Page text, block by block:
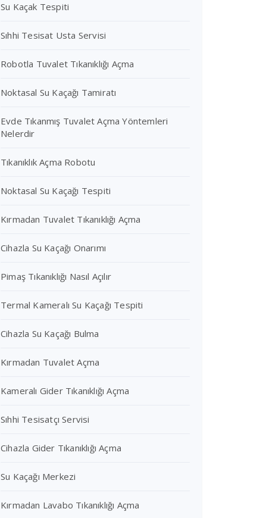
Su Kaçak Tespiti
Sıhhi Tesisat Usta Servisi
Robotla Tuvalet Tıkanıklığı Açma
Noktasal Su Kaçağı Tamiratı
Evde Tıkanmış Tuvalet Açma Yöntemleri
Nelerdir
Tıkanıklık Açma Robotu
Noktasal Su Kaçağı Tespiti
Kırmadan Tuvalet Tıkanıklığı Açma
Cihazla Su Kaçağı Onarımı
Pimaş Tıkanıklığı Nasıl Açılır
Termal Kameralı Su Kaçağı Tespiti
Cihazla Su Kaçağı Bulma
Kırmadan Tuvalet Açma
Kameralı Gider Tıkanıklığı Açma
Sıhhi Tesisatçı Servisi
Cihazla Gider Tıkanıklığı Açma
Su Kaçağı Merkezi
Kırmadan Lavabo Tıkanıklığı Açma